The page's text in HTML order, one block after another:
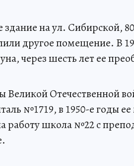
здание на ул. Сибирской,
другое помещение. В
через шесть лет ее
Великой Отечественной
№1719, в 1950-е годы
работу школа №22 с